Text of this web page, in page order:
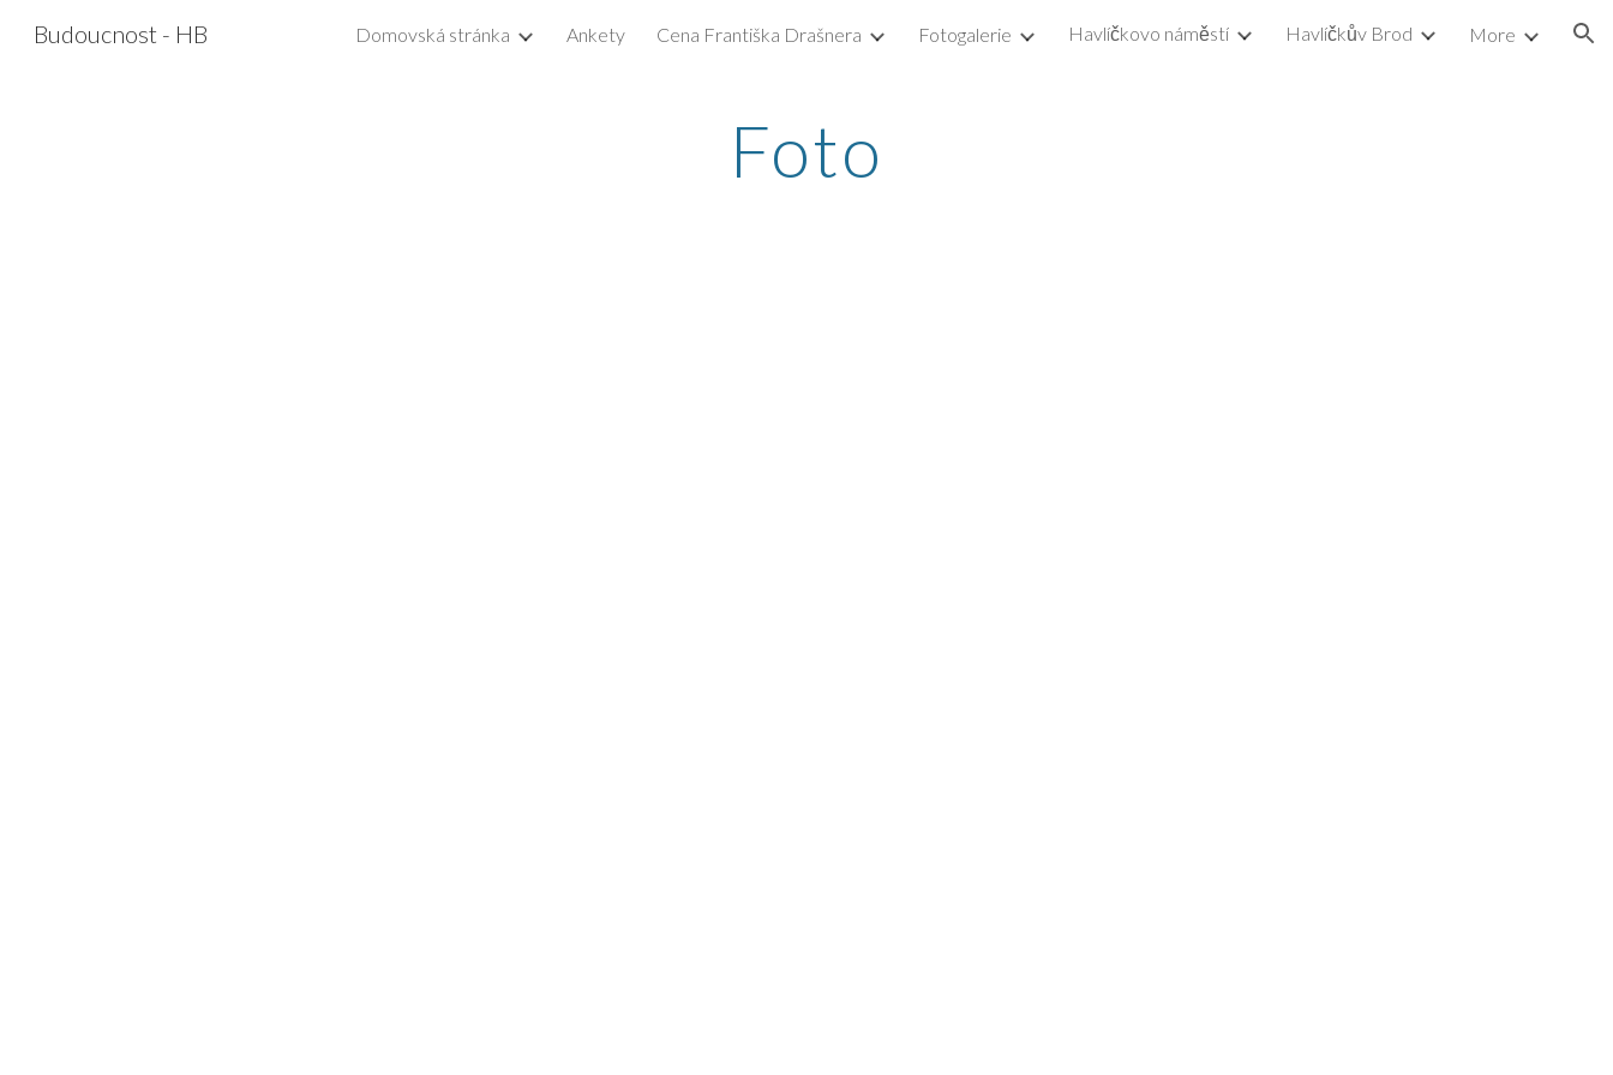
Skip to main content Skip to navigation
Budoucnost - HB Domovská stránka Ankety Cena Františka Drašnera Fotogalerie Havlíčkovo náměstí Havlíčkův Brod More
Foto